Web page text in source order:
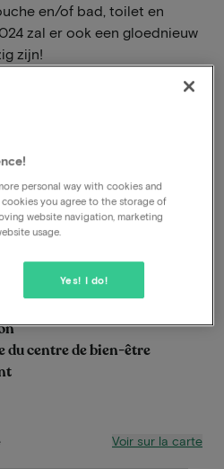
en/of bad, toilet en
zal er ook een gloednieuw
zijn!
Hooge Heyde is een echte
rustgevende sauna, het
een spa-behandeling die je
harmonie brengt,
voelt.
centre de bien-être
Voir sur la carte
personal way with cookies and
you agree to the storage of
website navigation, marketing
usage.
Yes! I do!